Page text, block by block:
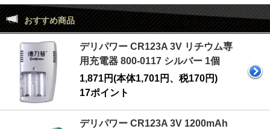
おすすめ商品
デリパワー CR123A 3V リチウム専
用充電器 800-0117 シルバー 1個
1,871円(本体1,701円、税170円)
17ポイント
デリパワー CR123A 3V 1200mAh